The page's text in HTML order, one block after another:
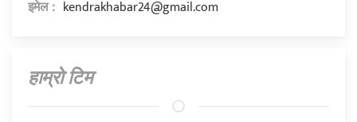
इमेल : kendrakhabar24@gmail.com
हाम्राे टिम